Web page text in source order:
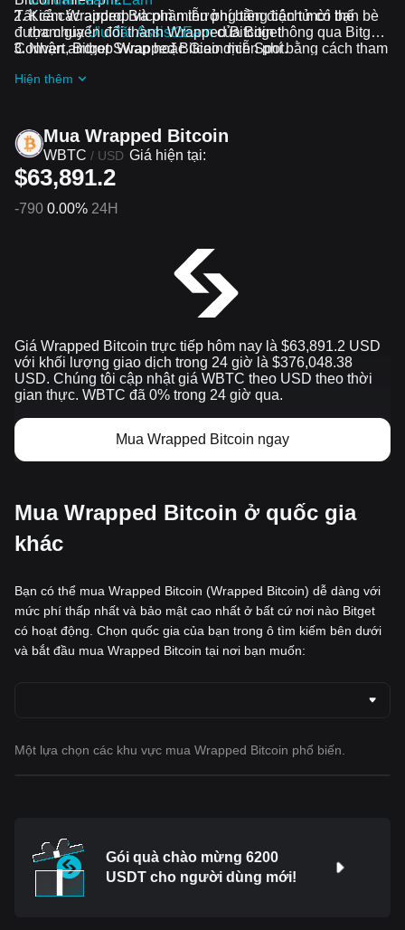
Kiếm Wrapped Bitcoin miễn phí bằng cách mời bạn bè
tham giaƯu đãi Assist2Earncủa Bitget
Nhận airdrop Wrapped Bitcoin miễn phí bằng cách tham
Tất cả các airdrop và phần thưởng tiền điện tử có thể
được chuyển đổi thành Wrapped Bitcoin thông qua Bitget
Convert, Bitget Swap hoặc Giao dịch Spot.
Hiện thêm
Mua Wrapped Bitcoin
WBTC / USD Giá hiện tại:
$63,891.2
-790 0.00% 24H
Giá Wrapped Bitcoin trực tiếp hôm nay là $63,891.2 USD
với khối lượng giao dịch trong 24 giờ là $376,048.38
USD. Chúng tôi cập nhật giá WBTC theo USD theo thời
gian thực. WBTC đã 0% trong 24 giờ qua.
Mua Wrapped Bitcoin ngay
Mua Wrapped Bitcoin ở quốc gia
khác
Bạn có thể mua Wrapped Bitcoin (Wrapped Bitcoin) dễ dàng với
mức phí thấp nhất và bảo mật cao nhất ở bất cứ nơi nào Bitget
có hoạt động. Chọn quốc gia của bạn trong ô tìm kiếm bên dưới
và bắt đầu mua Wrapped Bitcoin tại nơi bạn muốn:
Một lựa chọn các khu vực mua Wrapped Bitcoin phổ biến.
Gói quà chào mừng 6200
USDT cho người dùng mới!